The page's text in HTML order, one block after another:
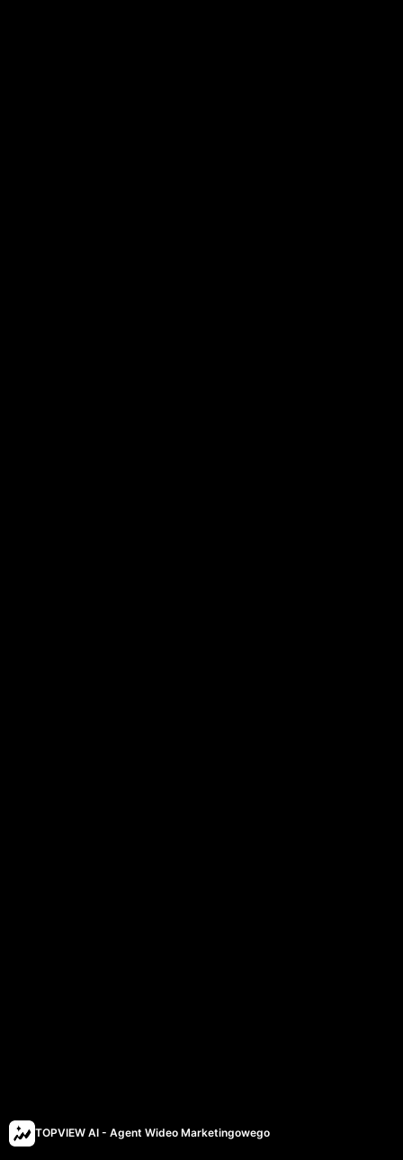
TOPVIEW AI - Agent Wideo Marketingowego